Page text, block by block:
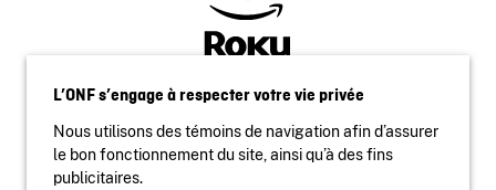
L’ONF s’engage à respecter votre vie privée
Nous utilisons des témoins de navigation afin d’assurer
le bon fonctionnement du site, ainsi qu’à des fins
publicitaires.